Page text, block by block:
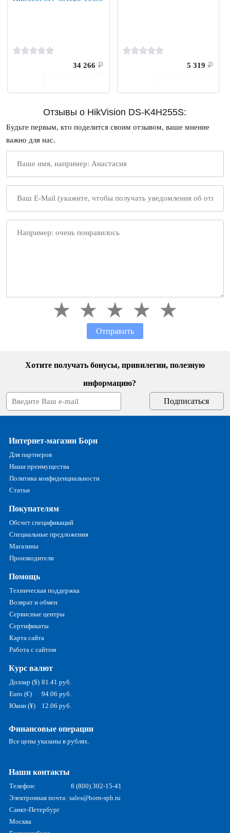
34 266 ₽
5 319 ₽
Отзывы о HikVision DS-K4H255S:
Будьте первым, кто поделится своим отзывом, ваше мнение
важно для нас.
Отправить
Хотите получать бонусы, привилегии, полезную
информацию?
Интернет-магазин Борн
Для партнеров
Наши преимущества
Политика конфиденциальности
Статьи
Покупателям
Обсчет спецификаций
Специальные предложения
Магазины
Производители
Помощь
Техническая поддержка
Возврат и обмен
Сервисные центры
Сертификаты
Карта сайта
Работа с сайтом
Курс валют
Доллар ($) 81.41 руб.
Euro (€)
94.06 руб.
Юани (¥)
12.06 руб.
Финансовые операции
Все цены указаны в рублях.
Наши контакты
Телефон:
8 (800) 302-15-41
Электронная почта: sales@born-spb.ru
Санкт-Петербург
Москва